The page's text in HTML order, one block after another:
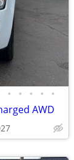
• • • • •
AWD